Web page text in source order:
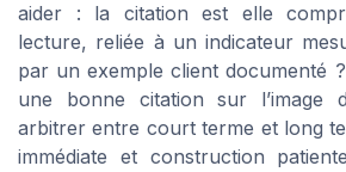
aider : la citation est elle
lecture, reliée à un indicateur
par un exemple client documenté
une bonne citation sur l’image
arbitrer entre court terme et long
immédiate et construction